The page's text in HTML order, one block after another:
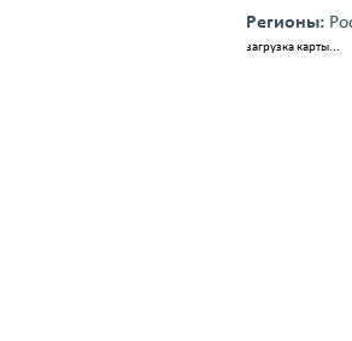
Регионы:
загрузка карты...